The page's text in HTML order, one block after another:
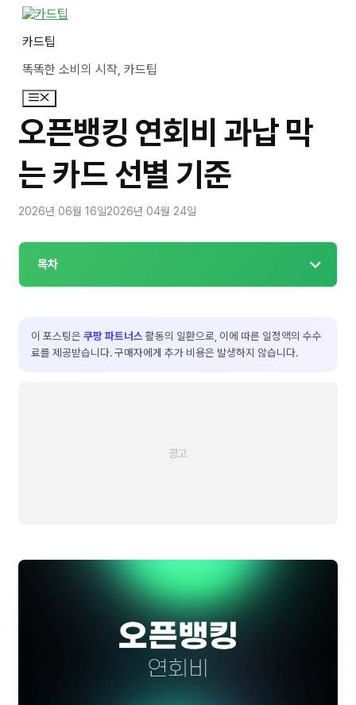
카드팁
똑똑한 소비의 시작, 카드팁
메
뉴
오픈뱅킹 연회비 과납 막
는 카드 선별 기준
2026년 06월 16일2026년 04월 24일
목차
이 포스팅은 쿠팡 파트너스 활동의 일환으로, 이에 따른 일정액의 수수
료를 제공받습니다. 구매자에게 추가 비용은 발생하지 않습니다.